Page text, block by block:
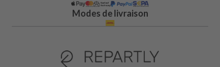
Modes de livraison